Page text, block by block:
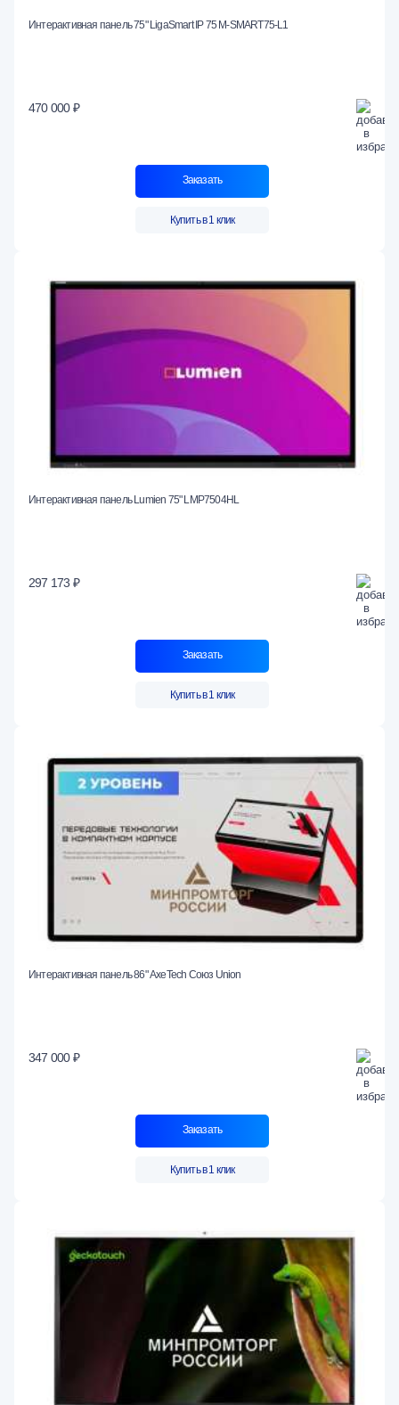
Интерактивная панель 75" LigaSmart IP 75 M-SMART75-L1
470 000 ₽
Заказать
Купить в 1 клик
Интерактивная панель Lumien 75" LMP7504HL
297 173 ₽
Заказать
Купить в 1 клик
Интерактивная панель 86" AxeTech Союз Union
347 000 ₽
Заказать
Купить в 1 клик